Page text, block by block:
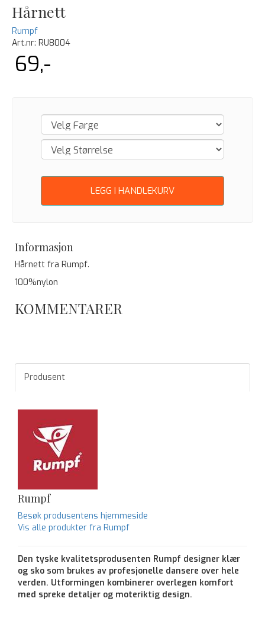
Hårnett
Rumpf
Art.nr: RU8004
69,-
LEGG I HANDLEKURV
Informasjon
Hårnett fra Rumpf.
100%nylon
KOMMENTARER
Produsent
Rumpf
Besøk produsentens hjemmeside
Vis alle produkter fra Rumpf
Den tyske kvalitetsprodusenten Rumpf designer klær
og sko som brukes av profesjonelle dansere over hele
verden. Utformingen kombinerer overlegen komfort
med spreke detaljer og moteriktig design.